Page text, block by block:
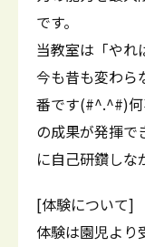
です。
当教室は「やれ
今も昔も変わら
番です(#^.^#)何
の成果が発揮で
に自己研鑽しな
[体験について]
体験は園児より